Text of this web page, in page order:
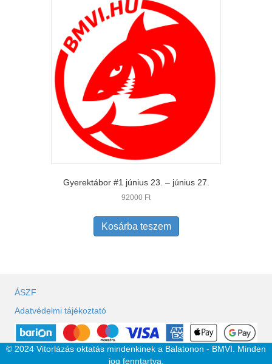
Gyerektábor #1 június 23. – június 27.
92000 Ft
Kosárba teszem
ÁSZF
Adatvédelmi tájékoztató
© 2024 Vitorlázás oktatás mindenkinek a Balatonon - BMVI. Minden
jog fenntartva.